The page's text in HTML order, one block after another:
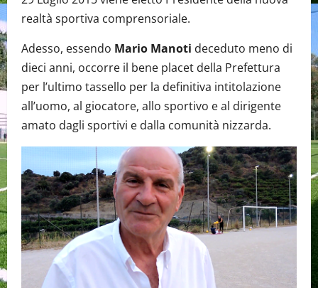
realtà sportiva comprensoriale.
Adesso, essendo Mario Manoti deceduto meno di
dieci anni, occorre il bene placet della Prefettura
per l’ultimo tassello per la definitiva intitolazione
all’uomo, al giocatore, allo sportivo e al dirigente
amato dagli sportivi e dalla comunità nizzarda.